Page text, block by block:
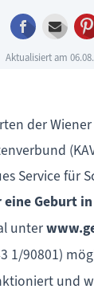
Facebook
E-
Aktualisiert am
der Wiener
Service für
eine Geburt
unter
1/90801)
und